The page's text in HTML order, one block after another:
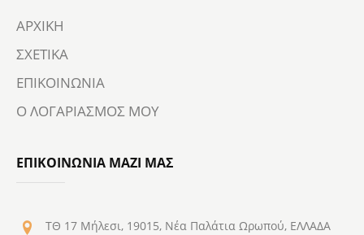
ΑΡΧΙΚΗ
ΣΧΕΤΙΚΑ
ΕΠΙΚΟΙΝΩΝΙΑ
Ο ΛΟΓΑΡΙΑΣΜΟΣ ΜΟΥ
ΕΠΙΚΟΙΝΩΝΙΑ ΜΑΖΙ ΜΑΣ
ΤΘ 17 Μήλεσι, 19015, Νέα Παλάτια Ωρωπού, ΕΛΛΑΔΑ